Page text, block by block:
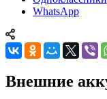
Внешние
68